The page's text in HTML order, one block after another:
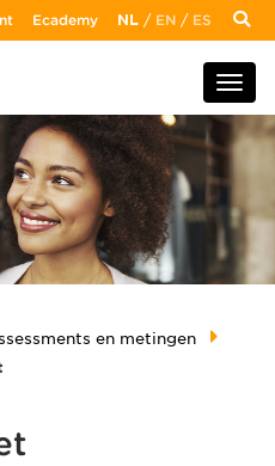
Ecademy NL / EN / ES
en metingen